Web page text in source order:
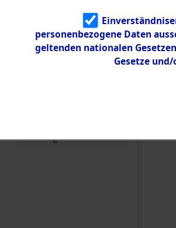
Identifizierun
5.3.3
Todesmärsch
e
personenbezogene Daten
geltenden nationalen
Gesetze